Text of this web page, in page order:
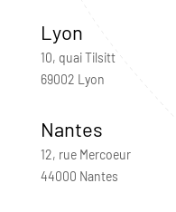
Lyon
10, quai Tilsitt
69002 Lyon
Nantes
12, rue Mercoeur
44000 Nantes